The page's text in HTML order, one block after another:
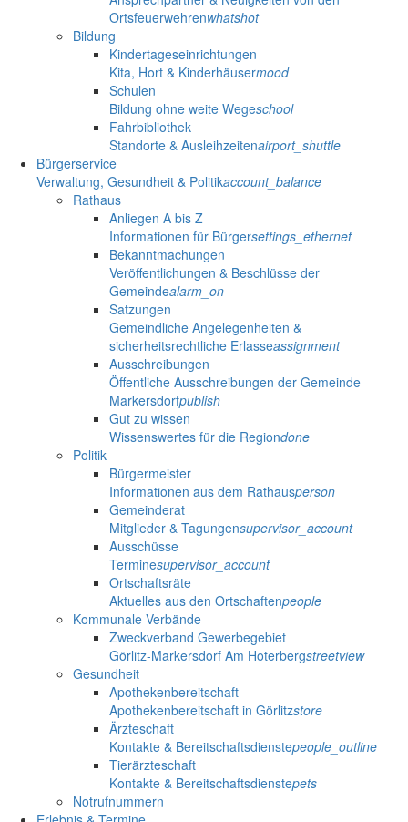
Ortsfeuerwehrenwhatshot
Bildung
Kindertageseinrichtungen
Kita, Hort & Kinderhäusermood
Schulen
Bildung ohne weite Wegeschool
Fahrbibliothek
Standorte & Ausleihzeitenairport_shuttle
Bürgerservice
Verwaltung, Gesundheit & Politikaccount_balance
Rathaus
Anliegen A bis Z
Informationen für Bürgersettings_ethernet
Bekanntmachungen
Veröffentlichungen & Beschlüsse der
Gemeindealarm_on
Satzungen
Gemeindliche Angelegenheiten &
sicherheitsrechtliche Erlasseassignment
Ausschreibungen
Öffentliche Ausschreibungen der Gemeinde
Markersdorfpublish
Gut zu wissen
Wissenswertes für die Regiondone
Politik
Bürgermeister
Informationen aus dem Rathausperson
Gemeinderat
Mitglieder & Tagungensupervisor_account
Ausschüsse
Terminesupervisor_account
Ortschaftsräte
Aktuelles aus den Ortschaftenpeople
Kommunale Verbände
Zweckverband Gewerbegebiet
Görlitz-Markersdorf Am Hoterbergstreetview
Gesundheit
Apothekenbereitschaft
Apothekenbereitschaft in Görlitzstore
Ärzteschaft
Kontakte & Bereitschaftsdienstepeople_outline
Tierärzteschaft
Kontakte & Bereitschaftsdienstepets
Notrufnummern